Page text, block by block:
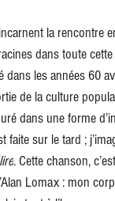
la rencontre
dans toute
les années 60
de la culture
dans une forme
faite sur le tard ;
. Cette chanson,
Lomax : mon